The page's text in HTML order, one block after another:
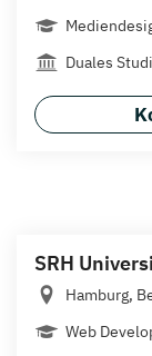
Duales
SRH
Hamburg,
Web